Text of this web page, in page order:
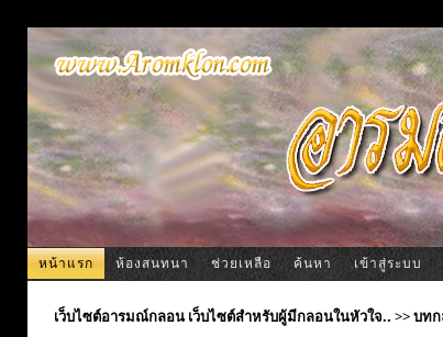
หน้าแรก ห้องสนทนา ช่วยเหลือ ค้นหา เข้าสู่ระบบ
เว็บไซต์อารมณ์กลอน เว็บไซต์สำหรับผู้มีกลอนในหัวใจ.. >>บทก